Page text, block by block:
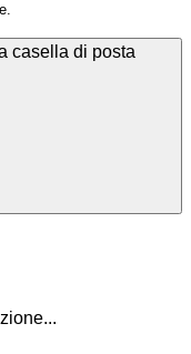
casella di posta